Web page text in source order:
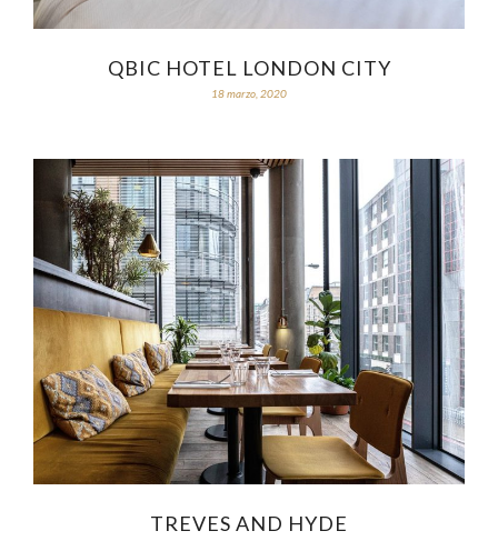
QBIC HOTEL LONDON CITY
18 marzo, 2020
TREVES AND HYDE